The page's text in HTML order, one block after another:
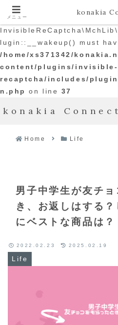
Warning
lugin::__wakeup() must
/home/xs371342/
content/plugins/invisible-
recaptcha/includes/
n.php
on line 37
konakia Connect
Home Life
男子中学生が友チョ
き、お返しはする
にベストな商品は？
Life
2022.02.23 2025.02.19
メニュー konakia